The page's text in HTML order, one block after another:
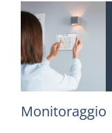
Monitoraggio